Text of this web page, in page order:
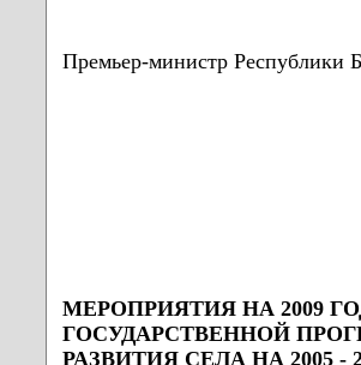
Премьер-министр
МЕРОПРИЯТИЯ НА 2009
ГОСУДАРСТВЕННОЙ
РАЗВИТИЯ СЕЛА НА 2005 -